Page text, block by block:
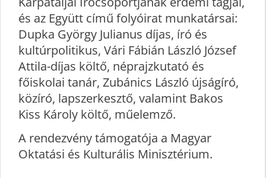
és az Együtt című folyóirat munkatársai:
Dupka György Julianus díjas, író és
kultúrpolitikus, Vári Fábián László József
Attila-díjas költő, néprajzkutató és
főiskolai tanár, Zubánics László újságíró,
közíró, lapszerkesztő, valamint Bakos
Kiss Károly költő, műelemző.
A rendezvény támogatója a Magyar
Oktatási és Kulturális Minisztérium.